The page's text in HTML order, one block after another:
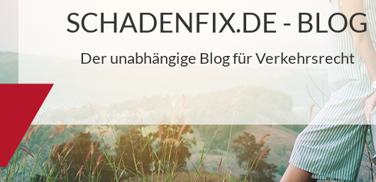
SCHADENFIX.DE - BLOG
Der unabhängige Blog für Verkehrsrecht